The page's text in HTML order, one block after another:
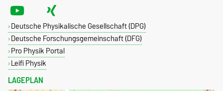
Deutsche Physikalische Gesellschaft (DPG)
Deutsche Forschungsgemeinschaft (DFG)
Pro Physik Portal
Leifi Physik
LAGEPLAN